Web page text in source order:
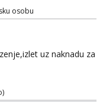
osobu
uz naknadu za